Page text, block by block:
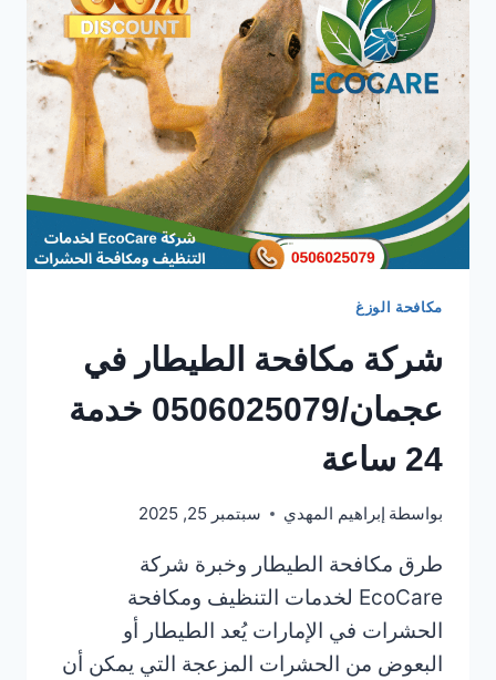
مكافحة الوزغ
شركة مكافحة الطيطار في
عجمان/0506025079 خدمة
24 ساعة
بواسطة إبراهيم المهدي سبتمبر 25, 2025
طرق مكافحة الطيطار وخبرة شركة
EcoCare لخدمات التنظيف ومكافحة
الحشرات في الإمارات يُعد الطيطار أو
البعوض من الحشرات المزعجة التي يمكن أن